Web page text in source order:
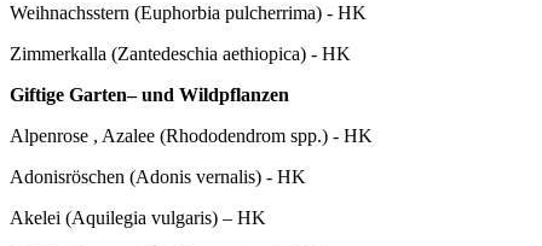
Weihnachsstern (Euphorbia pulcherrima) - HK
Zimmerkalla (Zantedeschia aethiopica) - HK
Giftige Garten– und Wildpflanzen
Alpenrose , Azalee (Rhododendrom spp.) - HK
Adonisröschen (Adonis vernalis) - HK
Akelei (Aquilegia vulgaris) – HK